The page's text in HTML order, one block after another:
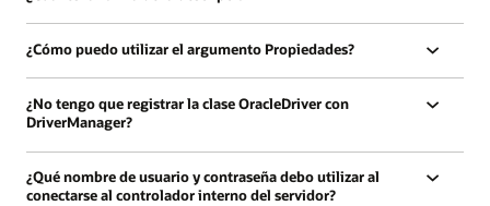
¿Cómo puedo utilizar el argumento Propiedades?
¿No tengo que registrar la clase OracleDriver con
DriverManager?
¿Qué nombre de usuario y contraseña debo utilizar al
conectarse al controlador interno del servidor?